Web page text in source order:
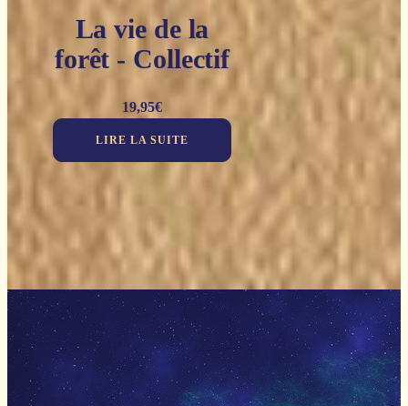
La vie de la
forêt - Collectif
19,95€
LIRE LA SUITE